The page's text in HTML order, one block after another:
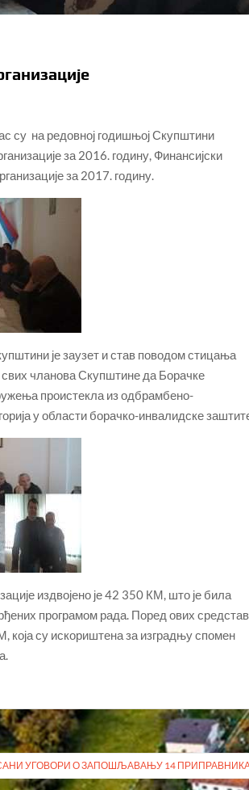
су на редовној годишњој Скупштини
за 2016. годину, Финансијски
за 2017. годину.
је заузет и став поводом стицања
свих чланова Скупштине да Борачке
проистекла из одбрамбено-
у области борачко-инвалидске
издвојено је 42 350 КМ, што је била
програмом рада. Поред ових
су искориштена за изградњу спомен
УГОВОРИ О ЗАПОШЉАВАЊУ 14